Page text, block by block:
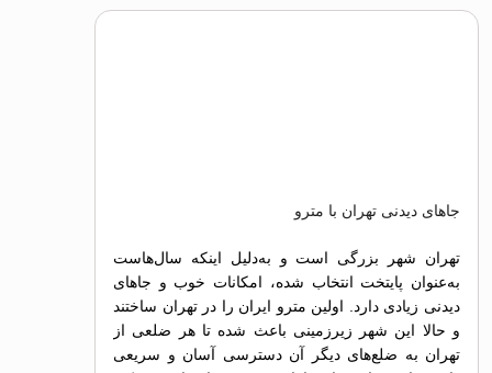
جاهای دیدنی تهران با مترو
تهران شهر بزرگی است و به‌دلیل اینکه سال‌هاست
به‌عنوان پایتخت انتخاب شده، امکانات خوب و جاهای
دیدنی زیادی دارد. اولین مترو ایران را در تهران ساختند
و حالا این شهر زیرزمینی باعث شده تا هر ضلعی از
تهران به ضلع‌های دیگر آن دسترسی آسان و سریعی